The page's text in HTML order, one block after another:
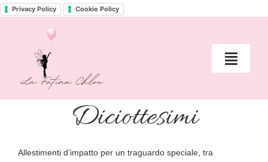
Privacy Policy Cookie Policy
Toggle
Home Diciottesimi
Allestimenti d’impatto per un traguardo speciale, tra